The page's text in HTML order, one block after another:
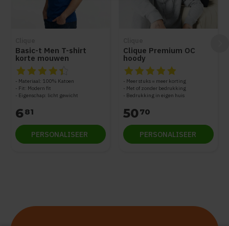
Basic-t Men T-shirt
korte mouwen
De beoordeling van dit product is 4.5 van de 5
Materiaal: 100% Katoen
Fit: Modern fit
Eigenschap: licht gewicht
681
PERSONALISEER
Clique Premium OC
hoody
De beoordeling van dit
Meer stuks = meer korting
Met of zonder bedrukking
Bedrukking in eigen huis
5070
PERSONALISEER